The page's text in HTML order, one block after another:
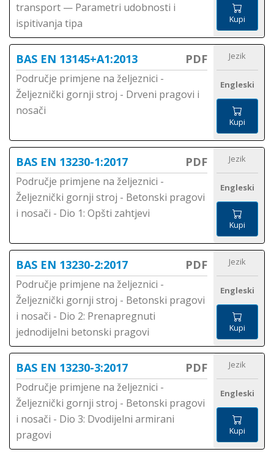
transport — Parametri udobnosti i
ispitivanja tipa
Kupi
BAS EN 13145+A1:2013 PDF
Područje primjene na željeznici -
Željeznički gornji stroj - Drveni pragovi i
nosači
Jezik
Engleski
Kupi
BAS EN 13230-1:2017 PDF
Područje primjene na željeznici -
Željeznički gornji stroj - Betonski pragovi
i nosači - Dio 1: Opšti zahtjevi
Jezik
Engleski
Kupi
BAS EN 13230-2:2017 PDF
Područje primjene na željeznici -
Željeznički gornji stroj - Betonski pragovi
i nosači - Dio 2: Prenapregnuti
jednodijelni betonski pragovi
Jezik
Engleski
Kupi
BAS EN 13230-3:2017 PDF
Područje primjene na željeznici -
Željeznički gornji stroj - Betonski pragovi
i nosači - Dio 3: Dvodijelni armirani
pragovi
Jezik
Engleski
Kupi